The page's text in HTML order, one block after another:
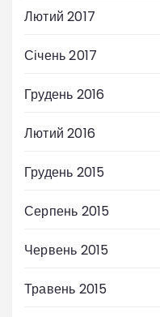
Лютий 2017
Січень 2017
Грудень 2016
Лютий 2016
Грудень 2015
Серпень 2015
Червень 2015
Травень 2015